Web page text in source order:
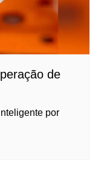
de
por